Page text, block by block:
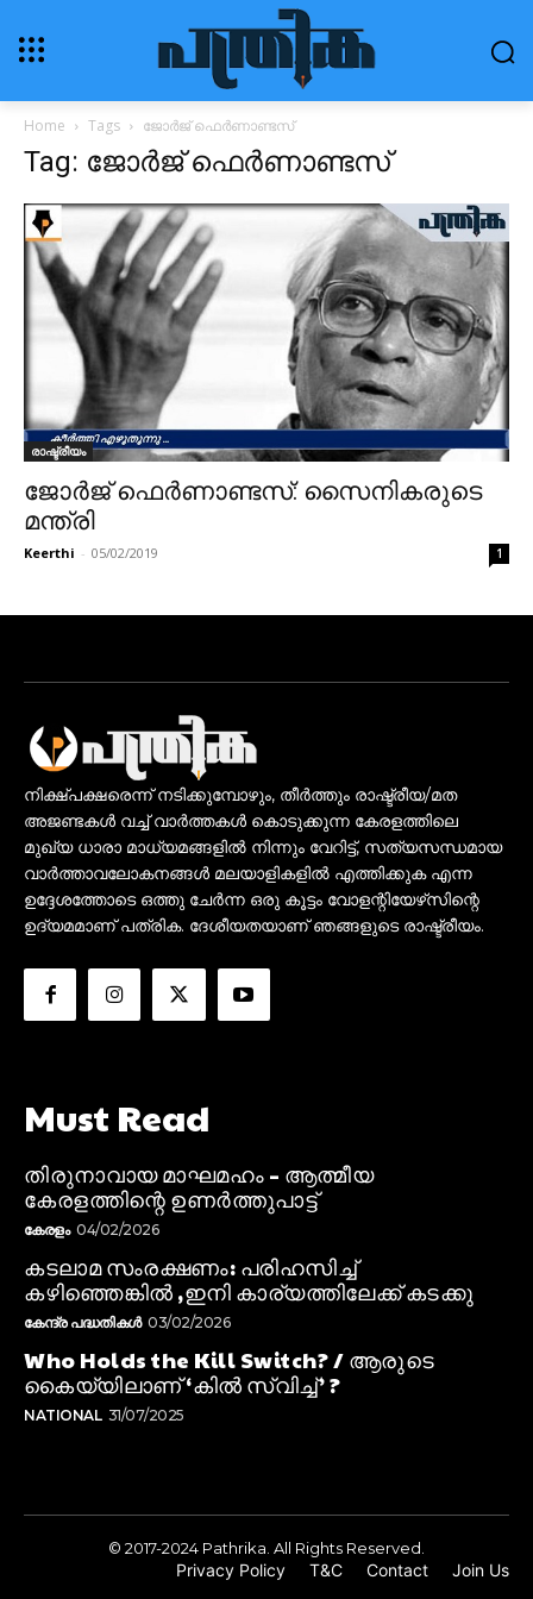
Home Tags ജോർജ് ഫെർണാണ്ടസ്
Tag: ജോർജ് ഫെർണാണ്ടസ്
രാഷ്ട്രീയം
ജോർജ് ഫെർണാണ്ടസ്: സൈനികരുടെ
മന്ത്രി
Keerthi - 05/02/2019 1
നിക്ഷ്പക്ഷരെന്ന് നടിക്കുമ്പോഴും, തീർത്തും രാഷ്ട്രീയ/മത
അജണ്ടകൾ വച്ച് വാർത്തകൾ കൊടുക്കുന്ന കേരളത്തിലെ
മുഖ്യ ധാരാ മാധ്യമങ്ങളിൽ നിന്നും വേറിട്ട്, സത്യസന്ധമായ
വാർത്താവലോകനങ്ങൾ മലയാളികളിൽ എത്തിക്കുക എന്ന
ഉദ്ദേശത്തോടെ ഒത്തു ചേർന്ന ഒരു കൂട്ടം വോളന്റിയേഴ്‌സിന്റെ
ഉദ്യമമാണ് പത്രിക. ദേശീയതയാണ് ഞങ്ങളുടെ രാഷ്ട്രീയം.
Must Read
തിരുനാവായ മാഘമഹം – ആത്മീയ
കേരളത്തിന്റെ ഉണർത്തുപാട്ട്
കേരളം 04/02/2026
കടലാമ സംരക്ഷണം: പരിഹസിച്ച്
കഴിഞ്ഞെങ്കിൽ ,ഇനി കാര്യത്തിലേക്ക് കടക്കു
കേന്ദ്ര പദ്ധതികൾ 03/02/2026
Who Holds the Kill Switch? / ആരുടെ
കൈയ്യിലാണ് ‘കിൽ സ്വിച്ച്’ ?
NATIONAL 31/07/2025
© 2017-2024 Pathrika. All Rights Reserved.
Privacy Policy T&C Contact Join Us